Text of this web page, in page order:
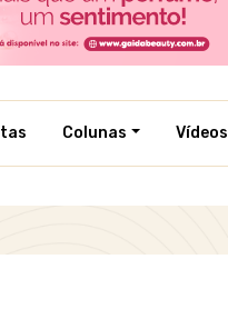
Colunas Vídeos